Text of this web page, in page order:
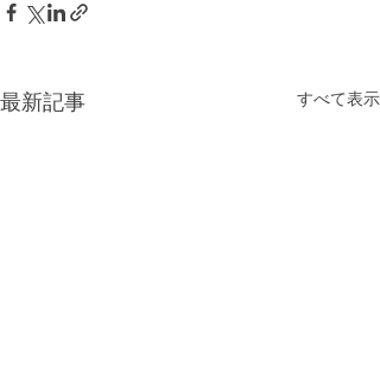
最新記事 すべて表示